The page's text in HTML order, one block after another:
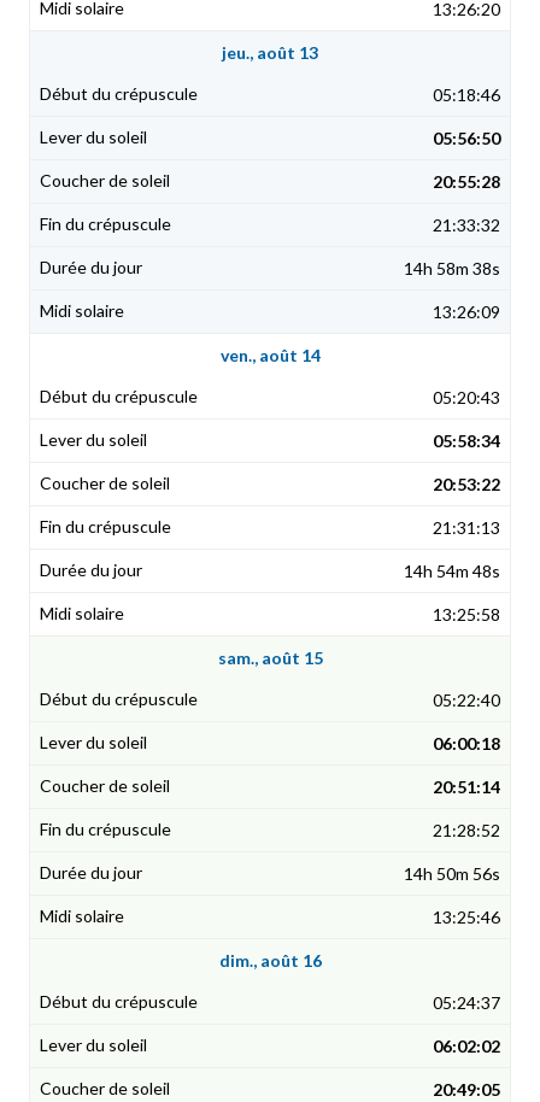
13:26:20
jeu., août 13
05:18:46
05:56:50
20:55:28
21:33:32
14h 58m 38s
13:26:09
ven., août 14
05:20:43
05:58:34
20:53:22
21:31:13
14h 54m 48s
13:25:58
sam., août 15
05:22:40
06:00:18
20:51:14
21:28:52
14h 50m 56s
13:25:46
dim., août 16
05:24:37
06:02:02
20:49:05